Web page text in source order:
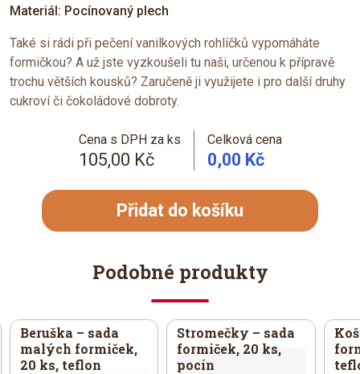
Materiál: Pocínovaný plech
Také si rádi při pečení vanilkových rohlíčků vypomáháte
formičkou? A už jste vyzkoušeli tu naši, určenou k přípravě
trochu větších kousků? Zaručeně ji využijete i pro další druhy
cukroví či čokoládové dobroty.
Cena s DPH za ks
105,00 Kč
Celková cena
0,00 Kč
Přidat do košíku
Podobné produkty
Beruška – sada
malých formiček,
20 ks, teflon
Stromečky – sada
formiček, 20 ks,
pocín